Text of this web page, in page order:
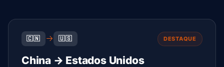
🇨🇳 🇺🇸 DESTAQUE
China → Estados Unidos